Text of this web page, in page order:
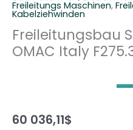
Freileitungs Maschinen,
Kabelziehwinden
Freileitungsbau
OMAC Italy
60 036,11$